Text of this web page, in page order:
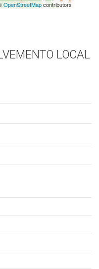
OpenStreetMapcontributors
LOCAL